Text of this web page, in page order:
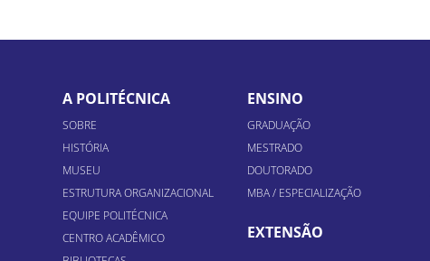
A POLITÉCNICA
SOBRE
HISTÓRIA
MUSEU
ESTRUTURA ORGANIZACIONAL
EQUIPE POLITÉCNICA
CENTRO ACADÊMICO
ENSINO
GRADUAÇÃO
MESTRADO
DOUTORADO
MBA / ESPECIALIZAÇÃO
EXTENSÃO